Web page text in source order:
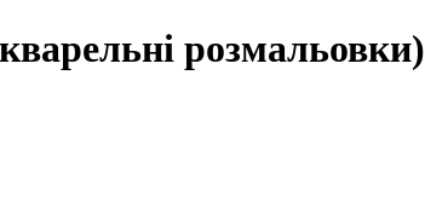
розмальовки)